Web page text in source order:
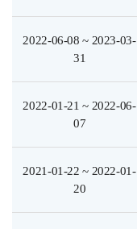
2022-06-08 ~ 2023-03-
31
2022-01-21 ~ 2022-06-
07
2021-01-22 ~ 2022-01-
20